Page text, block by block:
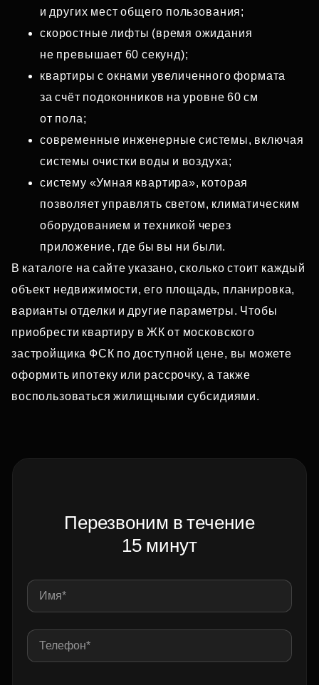
и других мест общего пользования;
скоростные лифты (время ожидания
не превышает 60 секунд);
квартиры с окнами увеличенного формата
за счёт подоконников на уровне 60 см
от пола;
современные инженерные системы, включая
системы очистки воды и воздуха;
систему «Умная квартира», которая
позволяет управлять светом, климатическим
оборудованием и техникой через
приложение, где бы вы ни были.
В каталоге на сайте указано, сколько стоит каждый
объект недвижимости, его площадь, планировка,
варианты отделки и другие параметры. Чтобы
приобрести квартиру в ЖК от московского
застройщика ФСК по доступной цене, вы можете
оформить ипотеку или рассрочку, а также
воспользоваться жилищными субсидиями.
Перезвоним в течение
15 минут